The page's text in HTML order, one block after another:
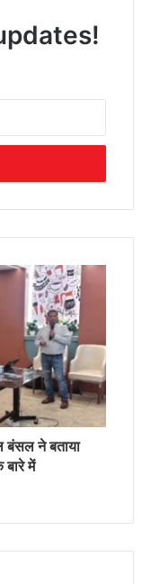
बंसल ने बताया
बारे में